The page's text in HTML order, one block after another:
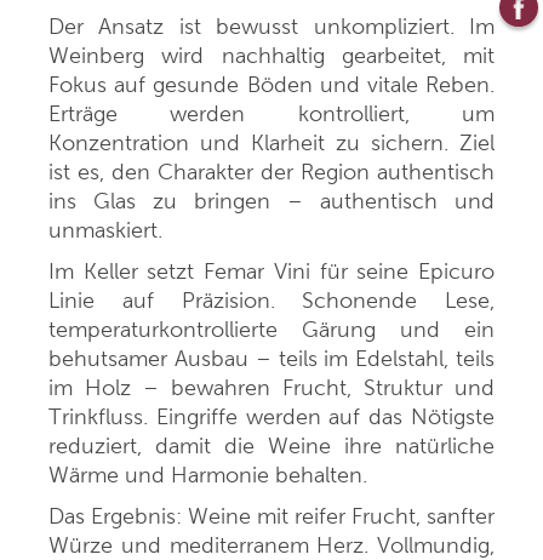
Der Ansatz ist bewusst unkompliziert. Im
Weinberg wird nachhaltig gearbeitet, mit
Fokus auf gesunde Böden und vitale Reben.
Erträge werden kontrolliert, um
Konzentration und Klarheit zu sichern. Ziel
ist es, den Charakter der Region authentisch
ins Glas zu bringen – authentisch und
unmaskiert.
Im Keller setzt Femar Vini für seine Epicuro
Linie auf Präzision. Schonende Lese,
temperaturkontrollierte Gärung und ein
behutsamer Ausbau – teils im Edelstahl, teils
im Holz – bewahren Frucht, Struktur und
Trinkfluss. Eingriffe werden auf das Nötigste
reduziert, damit die Weine ihre natürliche
Wärme und Harmonie behalten.
Das Ergebnis: Weine mit reifer Frucht, sanfter
Würze und mediterranem Herz. Vollmundig,